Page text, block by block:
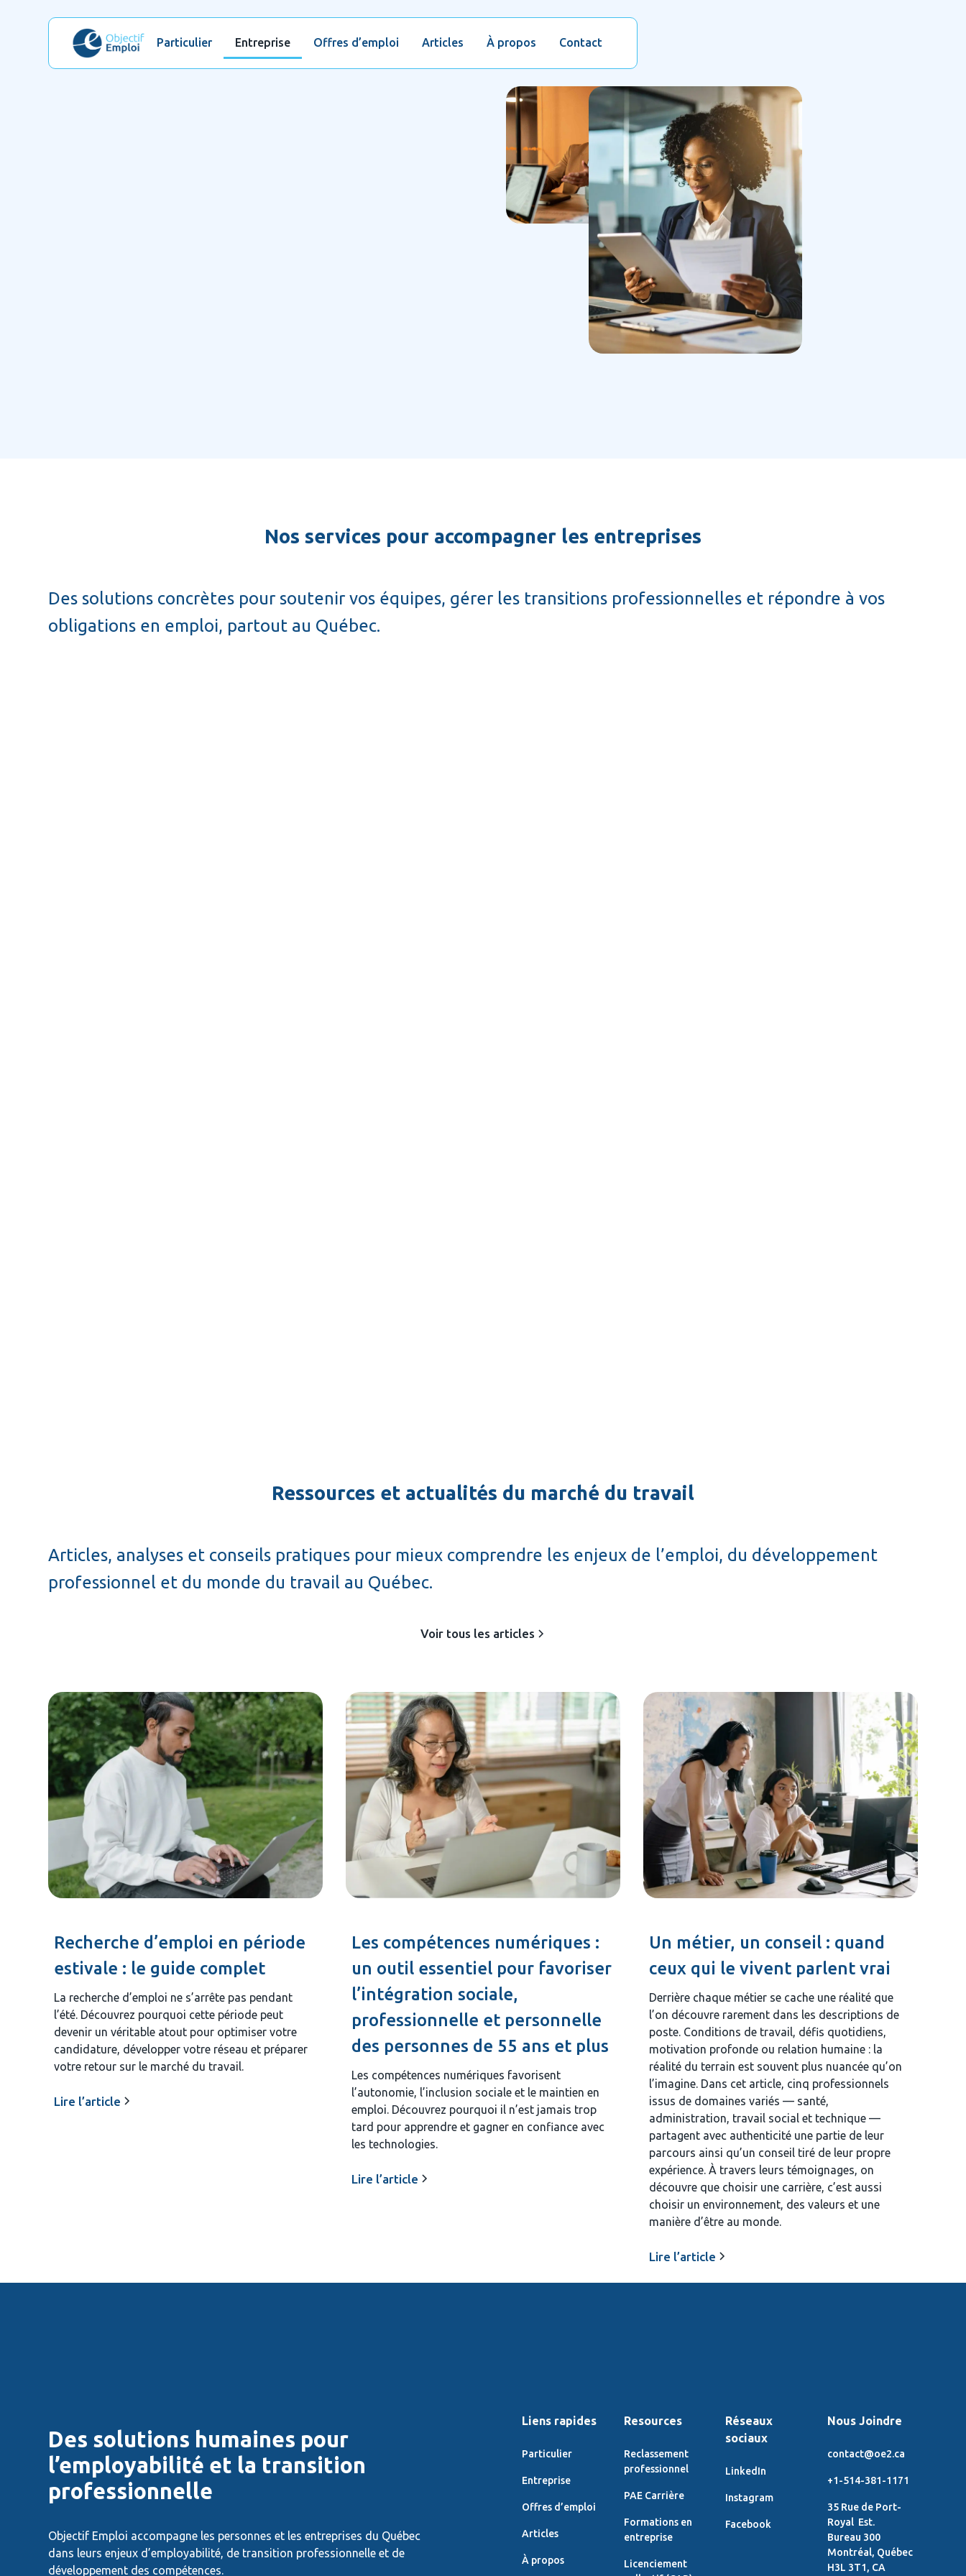
Particulier Entreprise Offres d’emploi Articles À propos Contact
Nos services pour accompagner les entreprises
Des solutions concrètes pour soutenir vos équipes, gérer les transitions professionnelles et répondre à vos
obligations en emploi, partout au Québec.
Ressources et actualités du marché du travail
Articles, analyses et conseils pratiques pour mieux comprendre les enjeux de l’emploi, du développement
professionnel et du monde du travail au Québec.
Voir tous les articles
Recherche d’emploi en période
estivale : le guide complet
La recherche d’emploi ne s’arrête pas pendant
l’été. Découvrez pourquoi cette période peut
devenir un véritable atout pour optimiser votre
candidature, développer votre réseau et préparer
votre retour sur le marché du travail.
Lire l’article
Les compétences numériques :
un outil essentiel pour favoriser
l’intégration sociale,
professionnelle et personnelle
des personnes de 55 ans et plus
Les compétences numériques favorisent
l’autonomie, l’inclusion sociale et le maintien en
emploi. Découvrez pourquoi il n’est jamais trop
tard pour apprendre et gagner en confiance avec
les technologies.
Lire l’article
Un métier, un conseil : quand
ceux qui le vivent parlent vrai
Derrière chaque métier se cache une réalité que
l’on découvre rarement dans les descriptions de
poste. Conditions de travail, défis quotidiens,
motivation profonde ou relation humaine : la
réalité du terrain est souvent plus nuancée qu’on
l’imagine. Dans cet article, cinq professionnels
issus de domaines variés — santé,
administration, travail social et technique —
partagent avec authenticité une partie de leur
parcours ainsi qu’un conseil tiré de leur propre
expérience. À travers leurs témoignages, on
découvre que choisir une carrière, c’est aussi
choisir un environnement, des valeurs et une
manière d’être au monde.
Lire l’article
Des solutions humaines pour
l’employabilité et la transition
professionnelle
Objectif Emploi accompagne les personnes et les entreprises du Québec
dans leurs enjeux d’employabilité, de transition professionnelle et de
développement des compétences.
Liens rapides
Particulier
Entreprise
Offres d’emploi
Articles
À propos
Resources
Reclassement
professionnel
PAE Carrière
Formations en
entreprise
Licenciement
Réseaux
sociaux
LinkedIn
Instagram
Facebook
Nous Joindre
contact@oe2.ca
+1-514-381-1171
35 Rue de Port-
Royal Est.
Bureau 300
Montréal, Québec
H3L 3T1, CA